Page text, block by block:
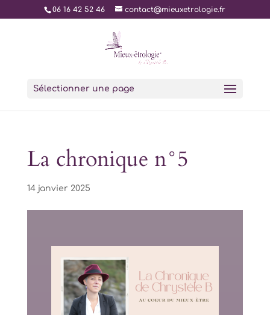
06 16 42 52 46 contact@mieuxetrologie.fr
Sélectionner une page
La chronique n°5
14 janvier 2025